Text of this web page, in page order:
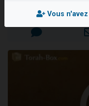
Il
12
Mis en ligne le Dimanche
Vous n'avez